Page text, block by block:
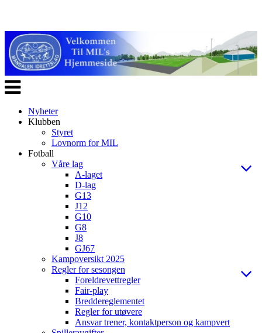
Veksle
navigasjon
Nyheter
Klubben
Styret
Lovnorm for MIL
Fotball
Våre lag
A-laget
D-lag
G13
J12
G10
G8
J8
GJ67
Kampoversikt 2025
Regler for sesongen
Foreldrevettregler
Fair-play
Breddereglementet
Regler for utøvere
Ansvar trener, kontaktperson og kampvert